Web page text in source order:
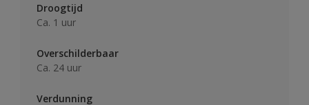
Droogtijd
Ca. 1 uur
Overschilderbaar
Ca. 24 uur
Verdunning